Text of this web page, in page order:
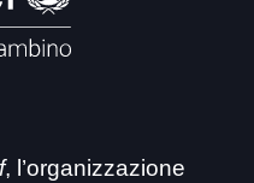
, l’organizzazione